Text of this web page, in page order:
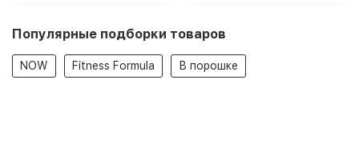
Популярные подборки товаров
NOW Fitness Formula В порошке